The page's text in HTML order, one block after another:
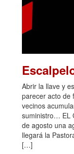
Abrir la llave y
parecer acto de
vecinos
suministro… EL
de agosto una
llegará la
[…]